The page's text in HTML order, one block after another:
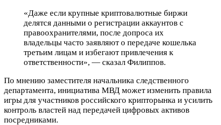
«Даже если крупные криптовалютные биржи
делятся данными о регистрации аккаунтов с
правоохранителями, после допроса их
владельцы часто заявляют о передаче кошелька
третьим лицам и избегают привлечения к
ответственности», — сказал Филиппов.
По мнению заместителя начальника следственного
департамента, инициатива МВД может изменить правила
игры для участников российского крипторынка и усилить
контроль властей над передачей цифровых активов
посредниками.